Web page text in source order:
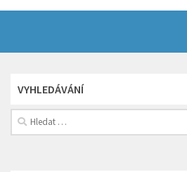
VYHLEDÁVÁNÍ
Vyhledávání